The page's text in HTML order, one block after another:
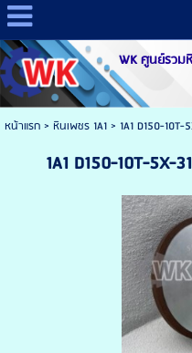
WK ศูนย์รวม
หน้าแรก> หินเพชร 1A1> 1A1 D150-10T-
1A1 D150-10T-5X-